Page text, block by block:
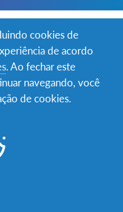
de
cookies de
de acordo
. Ao fechar este
navegando, você
de cookies.